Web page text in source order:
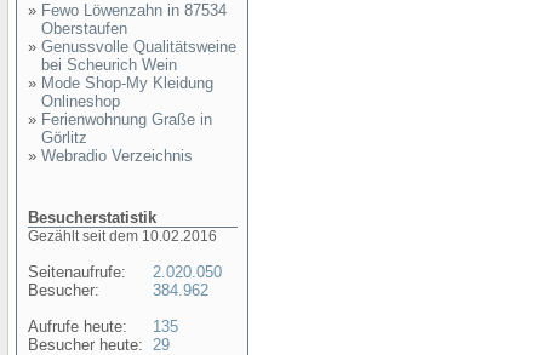
» Fewo Löwenzahn in 87534
Oberstaufen
» Genussvolle Qualitätsweine
bei Scheurich Wein
» Mode Shop-My Kleidung
Onlineshop
» Ferienwohnung Graße in
Görlitz
» Webradio Verzeichnis
Besucherstatistik
Gezählt seit dem 10.02.2016
Seitenaufrufe:
Besucher:
Aufrufe heute:
Besucher heute:
2.020.050
384.962
135
29